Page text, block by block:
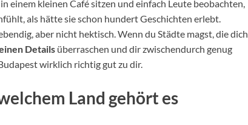
einem kleinen Café sitzen und einfach Leute beobachten,
als hätte sie schon hundert Geschichten erlebt.
aber nicht hektisch. Wenn du Städte magst, die dich
Details überraschen und dir zwischendurch genug
wirklich richtig gut zu dir.
Land gehört es